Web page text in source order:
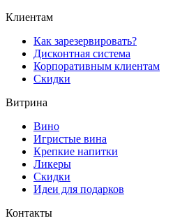
Клиентам
Как зарезервировать?
Дисконтная система
Корпоративным клиентам
Скидки
Витрина
Вино
Игристые вина
Крепкие напитки
Ликеры
Скидки
Идеи для подарков
Контакты